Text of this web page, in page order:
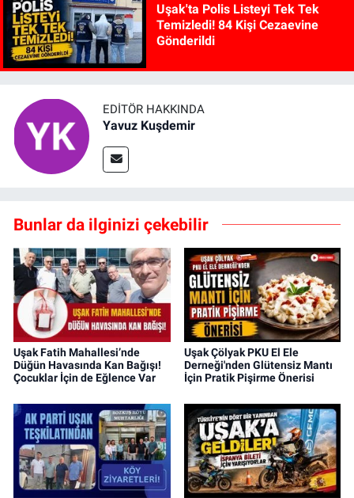
Uşak'ta Polis Listeyi Tek Tek
Temizledi! 84 Kişi Cezaevine
Gönderildi
EDITÖR HAKKINDA
Yavuz Kuşdemir
Bunlar da ilginizi çekebilir
Uşak Fatih Mahallesi’nde
Düğün Havasında Kan Bağışı!
Çocuklar İçin de Eğlence Var
Uşak Çölyak PKU El Ele
Derneği'nden Glütensiz Mantı
İçin Pratik Pişirme Önerisi